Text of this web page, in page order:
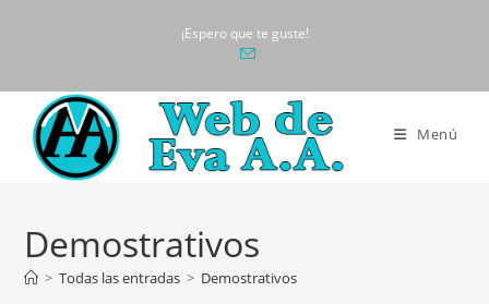
¡Espero que te guste!
Menú
Demostrativos
> Todas las entradas > Demostrativos